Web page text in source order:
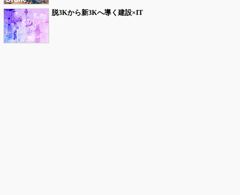
脱3Kから新3Kへ導く建設×IT